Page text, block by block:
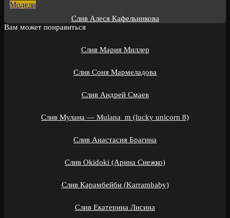
Модели
Слив Алеся Кафельникова
Вам может понравиться
Слив Мария Миллер
Слив Соня Мармеладова
Слив Андрей Смаев
Слив Мулана — Mulana_m (lucky unicorn 8)
Слив Анастасия Брагина
Слив Okidoki (Арина Снежко)
Слив Карамбейби (Karrambaby)
Слив Екатерина Лисина